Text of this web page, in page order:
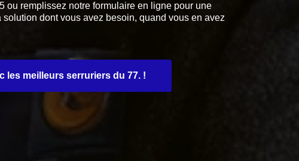
ou remplissez notre formulaire en ligne pour une
dont vous avez besoin, quand vous en avez
les meilleurs serruriers du 77. !